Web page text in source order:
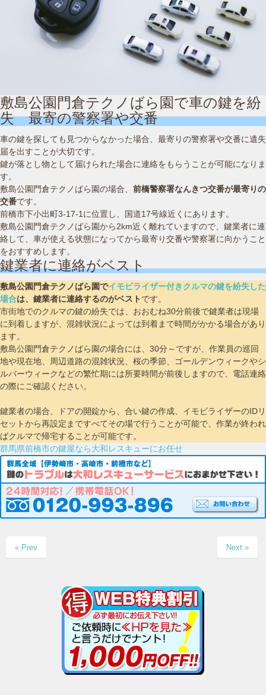
敷島公園門倉テクノばら園で車の鍵を紛
失 最寄の警察署や交番
車の鍵を探しても見つからなかった場合、最寄りの警察署や交番に遺失
届を出すことが大切です。
鍵が落とし物として届けられた場合に連絡をもらうことが可能になりま
す。
敷島公園門倉テクノばら園の場合、 前橋警察署なんきつ交番が最寄りの
交番です。
前橋市下小出町3-17-1に位置し、国道17号線近くにあります。
敷島公園門倉テクノばら園から2km近く離れていますので、鍵業者に連
絡して、車が使える状態になってから最寄り交番や警察署に向かうこと
をおすすめします。
鍵業者に連絡がベスト
敷島公園門倉テクノばら園でイモビライザー付きクルマの鍵を紛失した
場合は、鍵業者に連絡するのがベスト です。
市街地でのクルマの鍵の紛失では、おおむね30分前後で鍵業者は現場
に到着しますが、混雑状況によっては到着まで時間がかかる場合があり
ます。
敷島公園門倉テクノばら園の場合には、30分～ですが、作業員の巡回
地や現在地、周辺道路の混雑状況、桜の季節、ゴールデンウィークやシ
ルバーウィークなどの繁忙期には所要時間が前後しますので、電話連絡
の際にご確認ください。
鍵業者の場合、ドアの開錠から、合い鍵の作成、イモビライザーのIDリ
セットから再設定まですべてその場で行うことが可能で、作業が終われ
ばクルマで帰宅することが可能です。
群馬県前橋市の鍵屋なら大和レスキューにお任せ
« Prev Next »